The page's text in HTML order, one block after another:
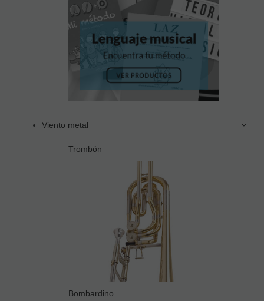
Viento metal
Trombón
Bombardino